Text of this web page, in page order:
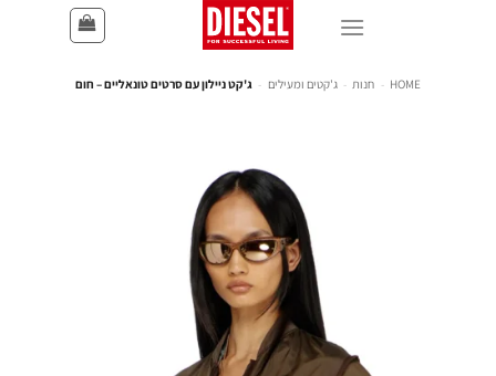
HOME
- חנות - ג'קטים ומעילים - ג'קט ניילון עם סרטים טונאליים – חום